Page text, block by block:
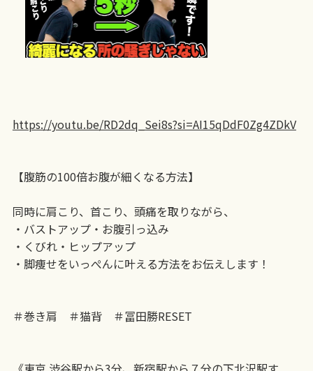
https://youtu.be/RD2dq_Sei8s?si=AI15qDdF0Zg4ZDkV
【腹筋の100倍お腹が細くなる方法】
同時に肩こり、首こり、頭痛を取りながら、
・バストアップ・お腹引っ込み
・くびれ・ヒップアップ
・脚痩せをいっぺんに叶える方法をお伝えします！
＃巻き肩 ＃猫背 ＃冨田勝RESET